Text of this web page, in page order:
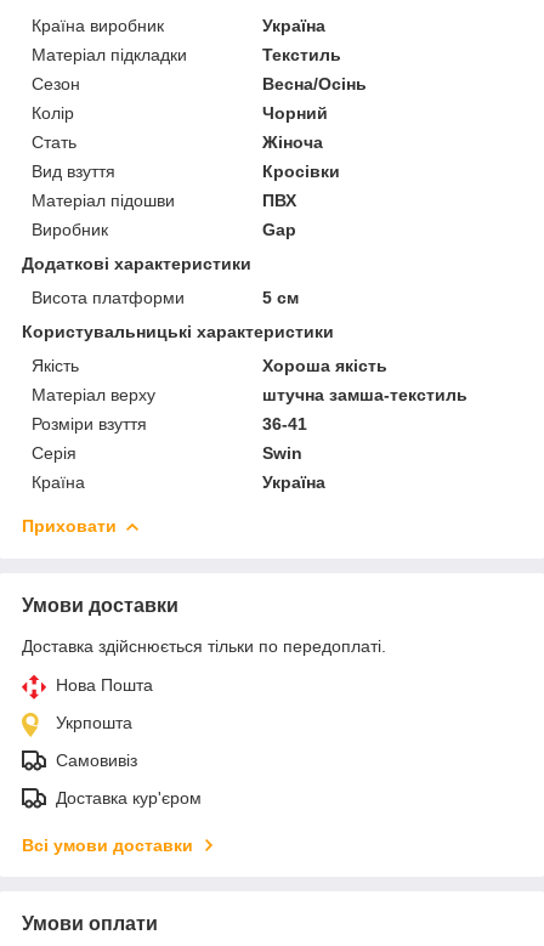
Країна виробник
Україна
Матеріал підкладки
Текстиль
Сезон
Весна/Осінь
Колір
Чорний
Стать
Жіноча
Вид взуття
Кросівки
Матеріал підошви
ПВХ
Виробник
Gap
Додаткові характеристики
Висота платформи
5 см
Користувальницькі характеристики
Якість
Хороша якість
Матеріал верху
штучна замша-текстиль
Розміри взуття
36-41
Серія
Swin
Країна
Україна
Приховати
Умови доставки
Доставка здійснюється тільки по передоплаті.
Нова Пошта
Укрпошта
Самовивіз
Доставка кур'єром
Всі умови доставки
Умови оплати